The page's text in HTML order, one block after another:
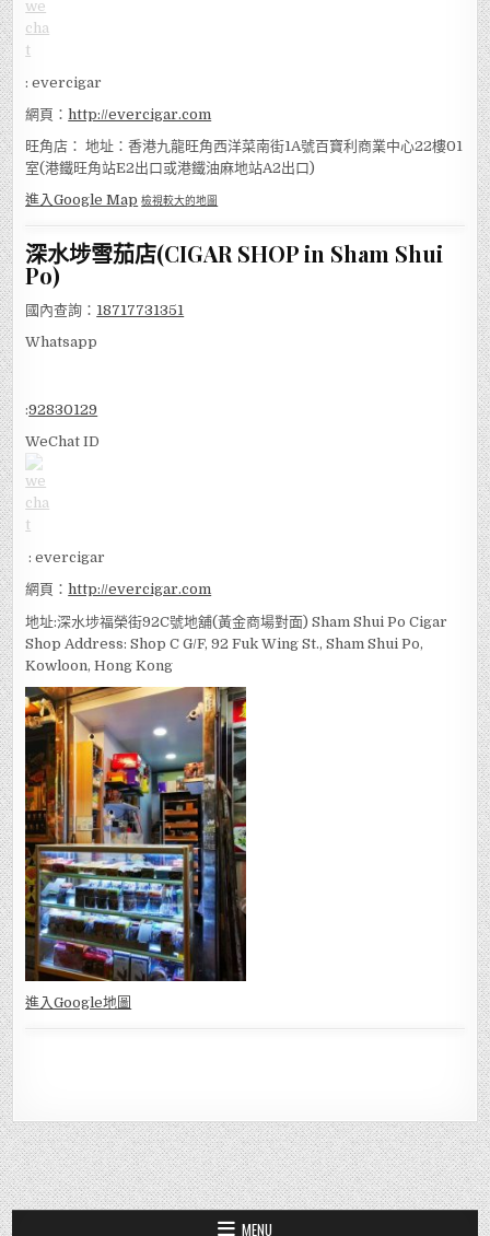
: evercigar
網頁：http://evercigar.com
旺角店： 地址：香港九龍旺角西洋菜南街1A號百寶利商業中心22樓01
室(港鐵旺角站E2出口或港鐵油麻地站A2出口)
進入Google Map 檢視較大的地圖
深水埗雪茄店(CIGAR SHOP in Sham Shui
Po)
國內查詢： 18717731351
Whatsapp
:92830129
WeChat ID
: evercigar
網頁：http://evercigar.com
地址:深水埗福榮街92C號地舖(黃金商場對面) Sham Shui Po Cigar
Shop Address: Shop C G/F, 92 Fuk Wing St., Sham Shui Po,
Kowloon, Hong Kong
進入Google地圖
MENU